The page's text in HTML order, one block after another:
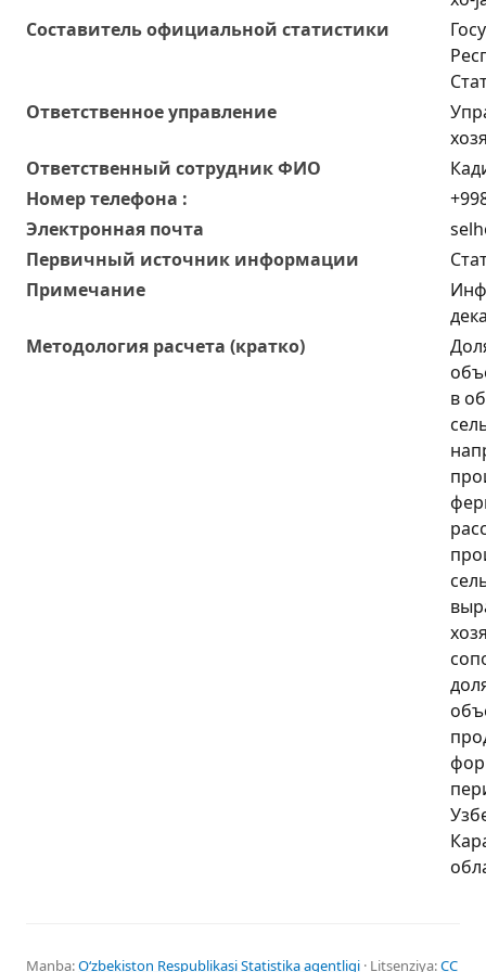
Составитель официальной статистики
Ответственное управление
Oтветственный сотрудник ФИО
Номер телефона :
Электронная почта
Первичный источник информации
Примечание
Методология расчета (кратко)
в
Manba:Oʻzbekiston Respublikasi Statistika agentligi · Litsenziya:CC